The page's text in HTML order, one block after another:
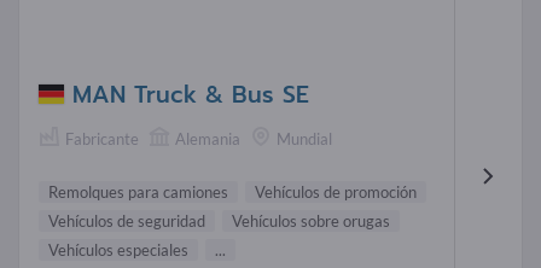
MAN Truck & Bus SE
Fabricante Alemania Mundial
Remolques para camiones
Vehículos de promoción
Vehículos de seguridad
Vehículos sobre orugas
Vehículos especiales
...